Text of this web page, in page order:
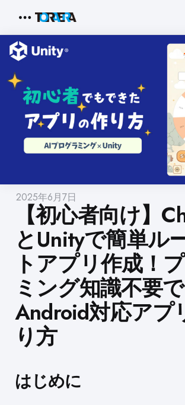
Menu
2025年6月7日
【初心者向け】
とUnityで簡単ル
トアプリ作成！
ミング知識不要で
Android対応アプ
り方
はじめに